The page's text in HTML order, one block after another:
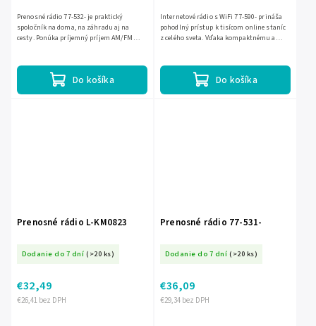
Do košíka
Prenosné rádio 77-532- je praktický
spoločník na doma, na záhradu aj na
cesty. Ponúka príjemný príjem AM/FM
Do košíka
Internetové rádio s WiFi 77-590- prináša
pohodlný prístup k tisícom online staníc
z celého sveta. Vďaka kompaktnému a
Prenosné rádio L-KM0823
Dodanie do 7 dní (>20 ks)
€26,41 bez DPH
€32,49
Prenosné rádio 77-531-
Dodanie do 7 dní (>20 ks)
€29,34 bez DPH
€36,09